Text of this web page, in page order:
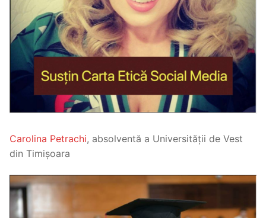
Carolina Petrachi, absolventă a Universității de Vest
din Timișoara